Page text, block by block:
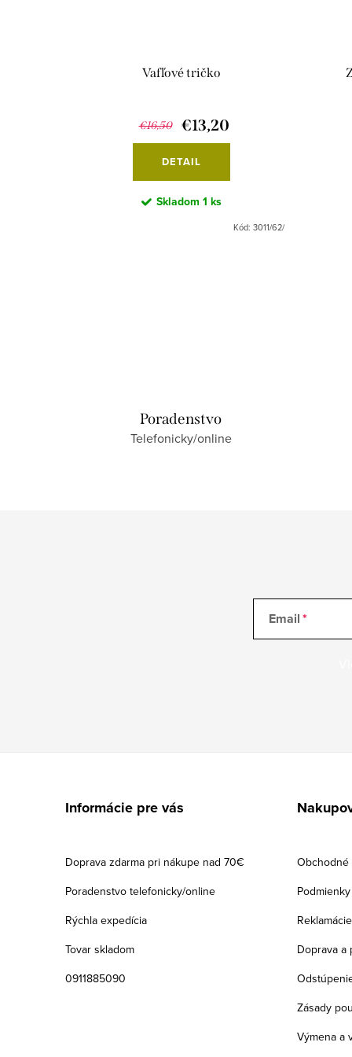
Vafľové tričko
€16,50 €13,20
DETAIL
Skladom 1 ks
Kód: 3011/62/
Poradenstvo
Telefonicky/online
Email
Informácie pre vás
Doprava zdarma pri nákupe nad 70€
Poradenstvo telefonicky/online
Rýchla expedícia
Tovar skladom
0911885090
Obchodné
Reklamácie
Doprava a
Zásady
Výmena a